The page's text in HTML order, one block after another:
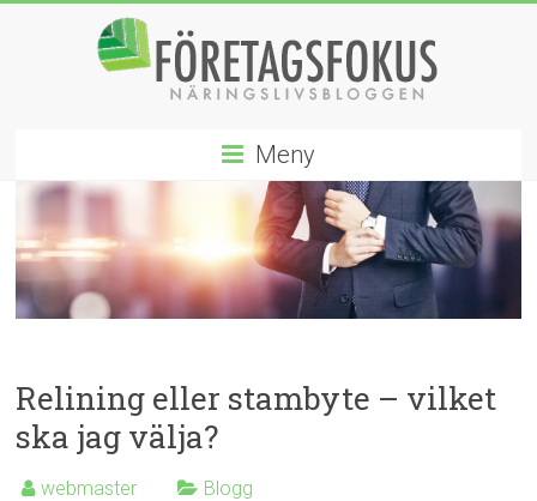
Företagsfokus
Näringslivsbloggen
Meny
Relining eller stambyte – vilket
ska jag välja?
webmaster Blogg